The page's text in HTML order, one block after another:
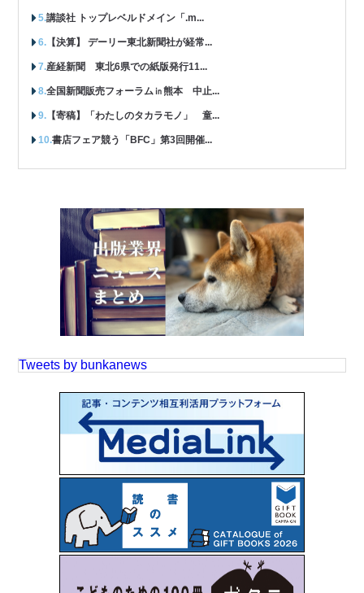
講談社 トップレベルドメイン「.m...
【決算】 デーリー東北新聞社が経常...
産経新聞 東北6県での紙版発行11...
全国新聞販売フォーラム㏌熊本 中止...
【寄稿】「わたしのタカラモノ」 童...
書店フェア競う「BFC」第3回開催...
Tweets by bunkanews